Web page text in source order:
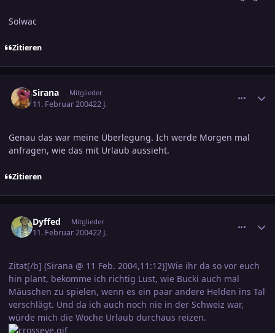
Solwac
Zitieren
Sirana Mitglieder
11. Februar 200422 J.
Genau das war meine Überlegung. Ich werde Morgen mal
anfragen, wie das mit Urlaub aussieht.
Zitieren
Dyffed Mitglieder
11. Februar 200422 J.
Zitat[/b] (Sirana @ 11 Feb. 2004,11:12)]Wie ihr da so vor euch
hin plant, bekomme ich richtig Lust, wie Bucki auch mal
Mäuschen zu spielen, wenn es ein paar andere Helden ins Tal
verschlägt. Und da ich auch noch nie in der Schweiz war,
würde mich die Woche Urlaub durchaus reizen.